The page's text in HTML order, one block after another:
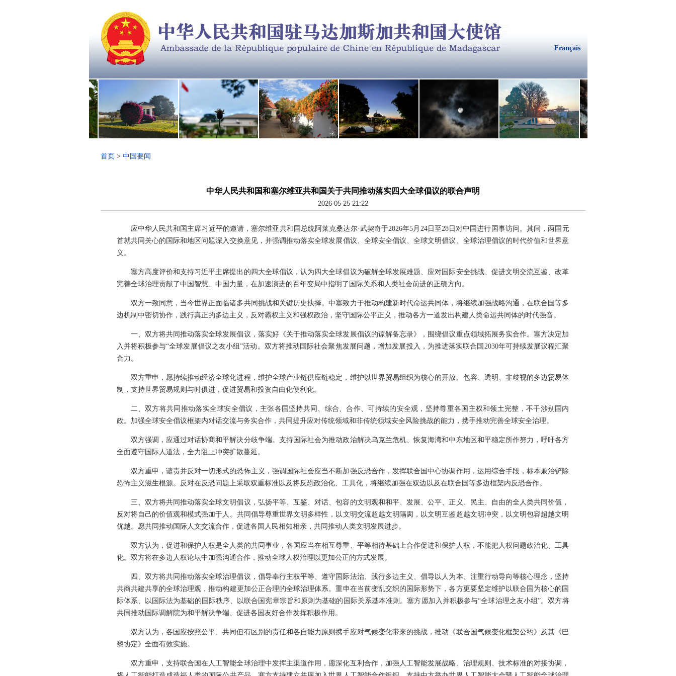
Français
首页 > 中国要闻
中华人民共和国和塞尔维亚共和国关于共同推动落实四大全球倡议的联合声明
2026-05-25 21:22
应中华人民共和国主席习近平的邀请，塞尔维亚共和国总统阿莱克桑达尔·武契奇于2026年5月24日至28日对中国进行国事访问。其间，两国元
首就共同关心的国际和地区问题深入交换意见，并强调推动落实全球发展倡议、全球安全倡议、全球文明倡议、全球治理倡议的时代价值和世界意
义。
塞方高度评价和支持习近平主席提出的四大全球倡议，认为四大全球倡议为破解全球发展难题、应对国际安全挑战、促进文明交流互鉴、改革
完善全球治理贡献了中国智慧、中国力量，在加速演进的百年变局中指明了国际关系和人类社会前进的正确方向。
双方一致同意，当今世界正面临诸多共同挑战和关键历史抉择。中塞致力于推动构建新时代命运共同体，将继续加强战略沟通，在联合国等多
边机制中密切协作，践行真正的多边主义，反对霸权主义和强权政治，坚守国际公平正义，推动各方一道发出构建人类命运共同体的时代强音。
一、双方将共同推动落实全球发展倡议，落实好《关于推动落实全球发展倡议的谅解备忘录》，围绕倡议重点领域拓展务实合作。塞方决定加
入并将积极参与“全球发展倡议之友小组”活动。双方将推动国际社会聚焦发展问题，增加发展投入，为推进落实联合国2030年可持续发展议程汇聚
合力。
双方重申，愿持续推动经济全球化进程，维护全球产业链供应链稳定，维护以世界贸易组织为核心的开放、包容、透明、非歧视的多边贸易体
制，支持世界贸易规则与时俱进，促进贸易和投资自由化便利化。
二、双方将共同推动落实全球安全倡议，主张各国坚持共同、综合、合作、可持续的安全观，坚持尊重各国主权和领土完整，不干涉别国内
政。加强全球安全倡议框架内对话交流与务实合作，共同提升应对传统领域和非传统领域安全风险挑战的能力，携手推动完善全球安全治理。
双方强调，应通过对话协商和平解决分歧争端。支持国际社会为推动政治解决乌克兰危机、恢复海湾和中东地区和平稳定所作努力，呼吁各方
全面遵守国际人道法，全力阻止冲突扩散蔓延。
双方重申，谴责并反对一切形式的恐怖主义，强调国际社会应当不断加强反恐合作，发挥联合国中心协调作用，运用综合手段，标本兼治铲除
恐怖主义滋生根源。反对在反恐问题上采取双重标准以及将反恐政治化、工具化，将继续加强在双边以及在联合国等多边框架内反恐合作。
三、双方将共同推动落实全球文明倡议，弘扬平等、互鉴、对话、包容的文明观和和平、发展、公平、正义、民主、自由的全人类共同价值，
反对将自己的价值观和模式强加于人。共同倡导尊重世界文明多样性，以文明交流超越文明隔阂，以文明互鉴超越文明冲突，以文明包容超越文明
优越。愿共同推动国际人文交流合作，促进各国人民相知相亲，共同推动人类文明发展进步。
双方认为，促进和保护人权是全人类的共同事业，各国应当在相互尊重、平等相待基础上合作促进和保护人权，不能把人权问题政治化、工具
化。双方将在多边人权论坛中加强沟通合作，推动全球人权治理以更加公正的方式发展。
四、双方将共同推动落实全球治理倡议，倡导奉行主权平等、遵守国际法治、践行多边主义、倡导以人为本、注重行动导向等核心理念，坚持
共商共建共享的全球治理观，推动构建更加公正合理的全球治理体系。重申在当前变乱交织的国际形势下，各方更要坚定维护以联合国为核心的国
际体系、以国际法为基础的国际秩序、以联合国宪章宗旨和原则为基础的国际关系基本准则。塞方愿加入并积极参与“全球治理之友小组”。双方将
共同推动国际调解院为和平解决争端、促进各国友好合作发挥积极作用。
双方认为，各国应按照公平、共同但有区别的责任和各自能力原则携手应对气候变化带来的挑战，推动《联合国气候变化框架公约》及其《巴
黎协定》全面有效实施。
双方重申，支持联合国在人工智能全球治理中发挥主渠道作用，愿深化互利合作，加强人工智能发展战略、治理规则、技术标准的对接协调，